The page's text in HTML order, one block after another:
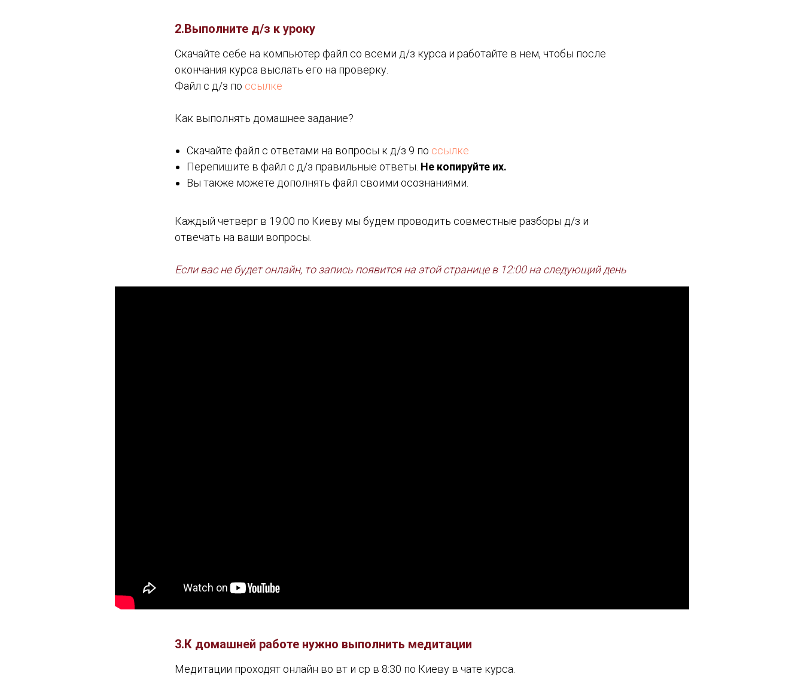
2.Выполните д/з к уроку
Скачайте себе на компьютер файл со всеми д/з курса и работайте в нем, чтобы после
окончания курса выслать его на проверку.
Файл с д/з по ссылке
Как выполнять домашнее задание?
Скачайте файл с ответами на вопросы к д/з 9 по ссылке
Перепишите в файл с д/з правильные ответы. Не копируйте их.
Вы также можете дополнять файл своими осознаниями.
Каждый четверг в 19:00 по Киеву мы будем проводить совместные разборы д/з и
отвечать на ваши вопросы.
Если вас не будет онлайн, то запись появится на этой странице в 12:00 на следующий день
3.К домашней работе нужно выполнить медитации
Медитации проходят онлайн во вт и ср в 8:30 по Киеву в чате курса.